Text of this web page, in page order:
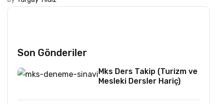
Son Gönderiler
Mks Ders Takip (Turizm ve
Mesleki Dersler Hariç)